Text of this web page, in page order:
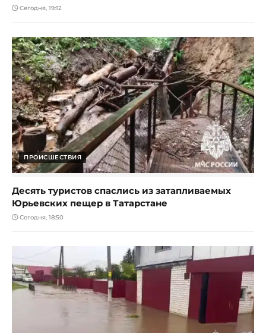
Сегодня, 19:12
ПРОИСШЕСТВИЯ
Десять туристов спаслись из затапливаемых
Юрьевских пещер в Татарстане
Сегодня, 18:50